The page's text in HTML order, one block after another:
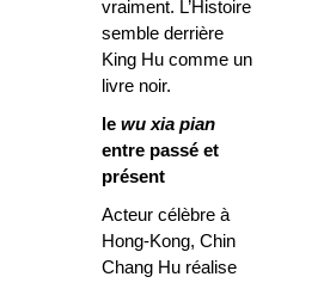
vraiment. L’Histoire
semble derrière
King Hu comme un
livre noir.
le wu xia pian
entre passé et
présent
Acteur célèbre à
Hong-Kong, Chin
Chang Hu réalise